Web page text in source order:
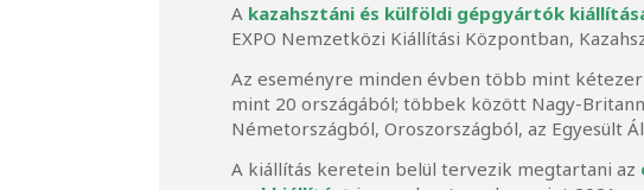
A kazahsztáni és külföldi gépgyártók
EXPO Nemzetközi Kiállítási Központban,
Az eseményre minden évben több mint
mint 20 országából; többek között Nagy-
Németországból, Oroszországból, az Egyesült
A kiállítás keretein belül tervezik megtartani az